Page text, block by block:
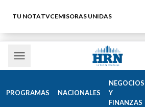
TU NOTATVCEMISORAS UNIDAS
PROGRAMAS NACIONALES
NEGOCIOS
Y
FINANZAS